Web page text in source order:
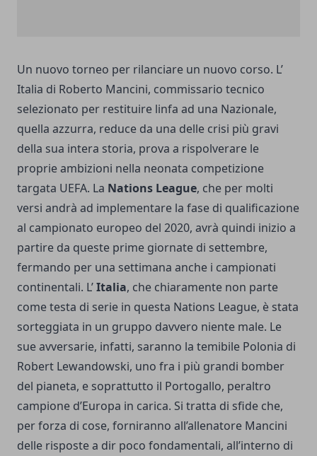
Un nuovo torneo per rilanciare un nuovo corso. L’
Italia di Roberto Mancini, commissario tecnico
selezionato per restituire linfa ad una Nazionale,
quella azzurra, reduce da una delle crisi più gravi
della sua intera storia, prova a rispolverare le
proprie ambizioni nella neonata competizione
targata UEFA. La Nations League, che per molti
versi andrà ad implementare la fase di qualificazione
al campionato europeo del 2020, avrà quindi inizio a
partire da queste prime giornate di settembre,
fermando per una settimana anche i campionati
continentali. L’Italia, che chiaramente non parte
come testa di serie in questa Nations League, è stata
sorteggiata in un gruppo davvero niente male. Le
sue avversarie, infatti, saranno la temibile Polonia di
Robert Lewandowski, uno fra i più grandi bomber
del pianeta, e soprattutto il Portogallo, peraltro
campione d’Europa in carica. Si tratta di sfide che,
per forza di cose, forniranno all’allenatore Mancini
delle risposte a dir poco fondamentali, all’interno di